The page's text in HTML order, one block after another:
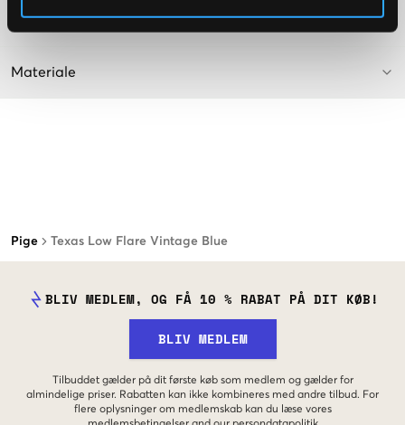
Pige Texas Low Flare Vintage Blue
Washing advice
Materiale
BLIV MEDLEM, OG FÅ 10 % RABAT PÅ DIT KØB!
BLIV MEDLEM
Tilbuddet gælder på dit første køb som medlem og gælder for
almindelige priser. Rabatten kan ikke kombineres med andre tilbud. For
flere oplysninger om medlemskab kan du læse vores